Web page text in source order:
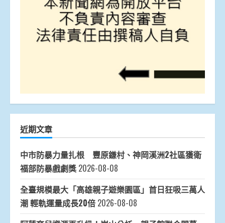
近期文章
中市防暴力量扎根 豐原鎌村、神岡溪洲2社區獲衛
福部防暴戲劇獎 2026-08-08
全臺規模最大「高雄親子遊樂園區」首日狂吸三萬人
潮 輕軌運量成長20倍 2026-08-08